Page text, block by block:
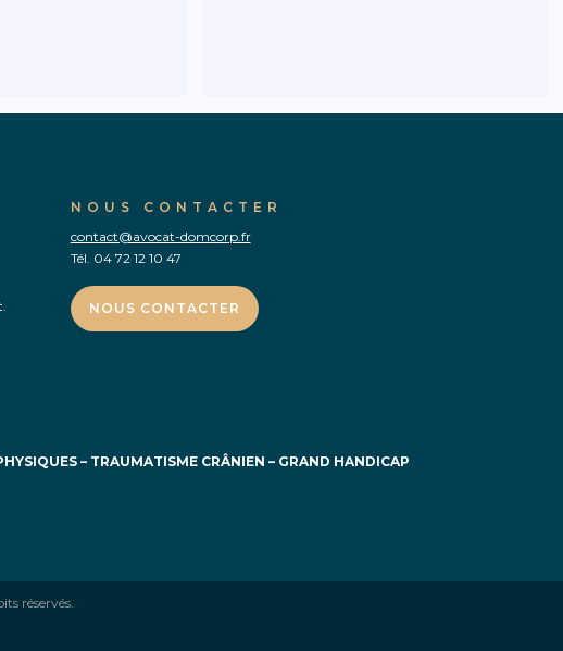
NOUS CONTACTER
contact@avocat-domcorp.fr
Tél. 04 72 12 10 47
NOUS CONTACTER
– TRAUMATISME CRÂNIEN – GRAND HANDICAP
réservés.